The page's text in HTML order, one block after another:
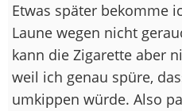
Etwas später bekomme
Laune wegen nicht
kann die Zigarette aber
weil ich genau spüre,
umkippen würde. Also